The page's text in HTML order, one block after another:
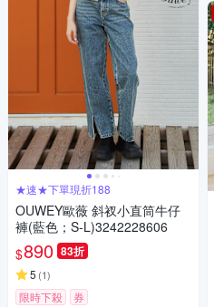
★速★下單現折188
OUWEY歐薇 斜衩小直筒牛仔
褲(藍色；S-L)3242228606
$890 83折
5 (1)
限時下殺 券